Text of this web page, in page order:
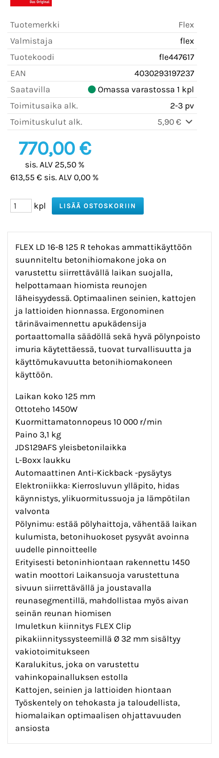
Tuotemerkki
Flex
Valmistaja
flex
Tuotekoodi
fle447617
EAN
4030293197237
Saatavilla
Omassa varastossa 1 kpl
Toimitusaika alk.
2-3 pv
Toimituskulut alk.
5,90 €
770,00 €
sis. ALV 25,50 %
613,55 € sis. ALV 0,00 %
kpl
FLEX LD 16-8 125 R tehokas ammattikäyttöön
suunniteltu betonihiomakone joka on
varustettu siirrettävällä laikan suojalla,
helpottamaan hiomista reunojen
läheisyydessä. Optimaalinen seinien, kattojen
ja lattioiden hionnassa. Ergonominen
tärinävaimennettu apukädensija
portaattomalla säädöllä sekä hyvä pölynpoisto
imuria käytettäessä, tuovat turvallisuutta ja
käyttömukavuutta betonihiomakoneen
käyttöön.
Laikan koko 125 mm
Ottoteho 1450W
Kuormittamatonnopeus 10 000 r/min
Paino 3,1 kg
JDS129AFS yleisbetonilaikka
L-Boxx laukku
Automaattinen Anti-Kickback -pysäytys
Elektroniikka: Kierrosluvun ylläpito, hidas
käynnistys, ylikuormitussuoja ja lämpötilan
valvonta
Pölynimu: estää pölyhaittoja, vähentää laikan
kulumista, betonihuokoset pysyvät avoinna
uudelle pinnoitteelle
Erityisesti betoninhiontaan rakennettu 1450
watin moottori Laikansuoja varustettuna
sivuun siirrettävällä ja joustavalla
reunasegmentillä, mahdollistaa myös aivan
seinän reunan hiomisen
Imuletkun kiinnitys FLEX Clip
pikakiinnityssysteemillä Ø 32 mm sisältyy
vakiotoimitukseen
Karalukitus, joka on varustettu
vahinkopainalluksen estolla
Kattojen, seinien ja lattioiden hiontaan
Työskentely on tehokasta ja taloudellista,
hiomalaikan optimaalisen ohjattavuuden
ansiosta